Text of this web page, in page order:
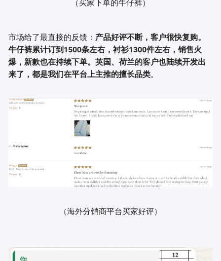
（买家下单的牛仔裤）
市场给了最直接的反馈： 产品好评不断，客户很快复购。
牛仔裤累计订到1500条左右，衬衫1300件左右，销售火
爆，新款也在持续下单。英国、荷兰的客户也陆续开发出
来了，都是我们在平台上主推的擅长品类。
（海外分销商平台买家好评）